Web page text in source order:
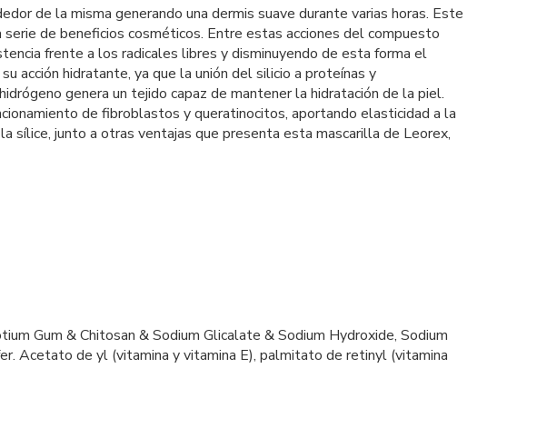
de la misma generando una dermis suave durante varias horas. Este
de beneficios cosméticos. Entre estas acciones del compuesto
frente a los radicales libres y disminuyendo de esta forma el
acción hidratante, ya que la unión del silicio a proteínas y
genera un tejido capaz de mantener la hidratación de la piel.
de fibroblastos y queratinocitos, aportando elasticidad a la
sílice, junto a otras ventajas que presenta esta mascarilla de Leorex,
Gum & Chitosan & Sodium Glicalate & Sodium Hydroxide, Sodium
Acetato de yl (vitamina y vitamina E), palmitato de retinyl (vitamina